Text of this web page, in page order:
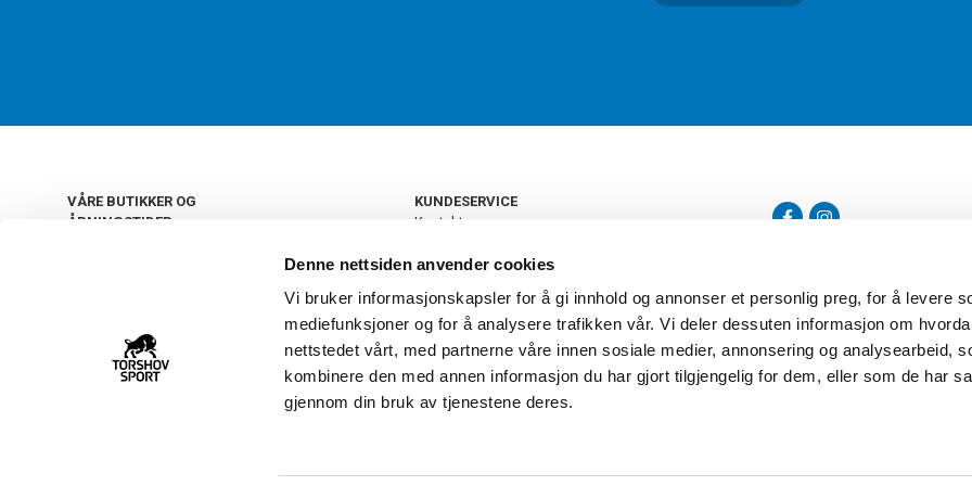
Denne nettsiden anvender cookies
Vi bruker informasjonskapsler for å gi innhold og annonser et personlig preg, for å levere
mediefunksjoner og for å analysere trafikken vår. Vi deler dessuten informasjon om
nettstedet vårt, med partnerne våre innen sosiale medier, annonsering og analysearbeid,
kombinere den med annen informasjon du har gjort tilgjengelig for dem, eller som de har
gjennom din bruk av tjenestene deres.
VÅRE BUTIKKER OG
ÅPNINGSTIDER
22 09 20 20
KUNDESERVICE
Kontakt oss
Retur og bytte
Personvern
Frakt og levering
Ledige stillinger
FAQ - Ofte stilte spørsmål
Åpenhetsloven
Torshov Sport har over 90 års
klubbhandel. Torshov Sport har
Drammen, Sandvika Storsenter